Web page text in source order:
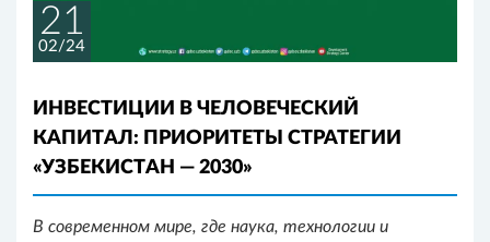
21
02/24
ИНВЕСТИЦИИ В ЧЕЛОВЕЧЕСКИЙ
КАПИТАЛ: ПРИОРИТЕТЫ СТРАТЕГИИ
«УЗБЕКИСТАН — 2030»
В современном мире, где наука, технологии и